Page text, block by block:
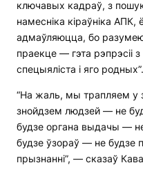
ключавых кадраў, з
намесніка кіраўніка АПК,
адмаўляюцца, бо
праекце — гэта рэпрэсіі
спецыяліста і яго родных”.
“На жаль, мы трапляем у
знойдзем людзей — не
будзе органа выдачы —
будзе ўзораў — не будзе
прызнанні”, — сказаў